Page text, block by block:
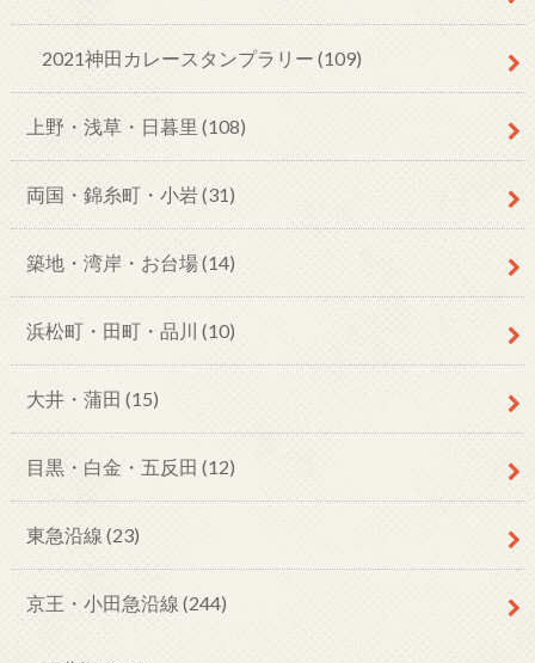
2021神田カレースタンプラリー (109)
上野・浅草・日暮里 (108)
両国・錦糸町・小岩(31)
築地・湾岸・お台場(14)
浜松町・田町・品川 (10)
大井・蒲田 (15)
目黒・白金・五反田 (12)
東急沿線 (23)
京王・小田急沿線 (244)